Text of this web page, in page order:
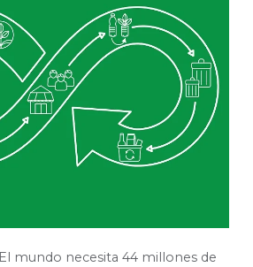
El mundo necesita 44 millones de